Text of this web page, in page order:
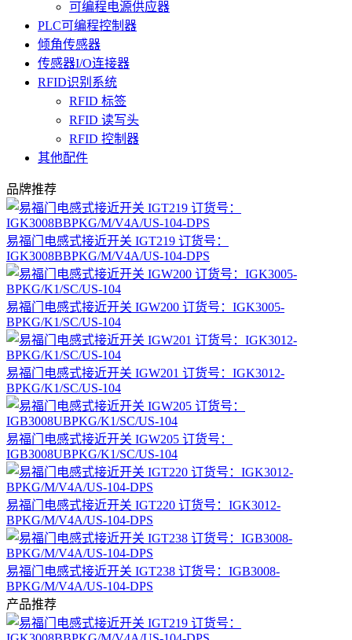
可编程电源供应器
PLC可编程控制器
倾角传感器
传感器I/O连接器
RFID识别系统
RFID 标签
RFID 读写头
RFID 控制器
其他配件
品牌推荐
易福门电感式接近开关 IGT219 订货号：
IGK3008BBPKG/M/V4A/US-104-DPS
易福门电感式接近开关 IGW200 订货号：IGK3005-
BPKG/K1/SC/US-104
易福门电感式接近开关 IGW201 订货号：IGK3012-
BPKG/K1/SC/US-104
易福门电感式接近开关 IGW205 订货号：
IGB3008UBPKG/K1/SC/US-104
易福门电感式接近开关 IGT220 订货号：IGK3012-
BPKG/M/V4A/US-104-DPS
易福门电感式接近开关 IGT238 订货号：IGB3008-
BPKG/M/V4A/US-104-DPS
产品推荐